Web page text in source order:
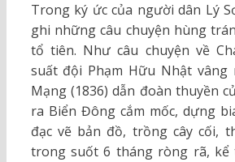
Trong ký ức của người dân Lý
ghi những câu chuyện hùng
tổ tiên. Như câu chuyện về
suất đội Phạm Hữu Nhật vâng
Mạng (1836) dẫn đoàn thuyền
ra Biển Đông cắm mốc, dựng
đạc vẽ bản đồ, trồng cây cối,
trong suốt 6 tháng ròng rã, kể